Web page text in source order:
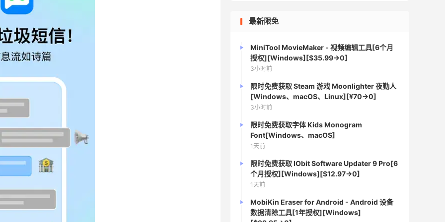
最新限免
MiniTool MovieMaker - 视频编辑工具[6个月
授权][Windows][$35.99→0]
3小时前
限时免费获取 Steam 游戏 Moonlighter 夜勤人
[Windows、macOS、Linux][¥70→0]
3小时前
限时免费获取字体 Kids Monogram
Font[Windows、macOS]
1天前
限时免费获取 IObit Software Updater 9 Pro[6
个月授权][Windows][$12.97→0]
1天前
MobiKin Eraser for Android - Android 设备
数据清除工具[1年授权][Windows]